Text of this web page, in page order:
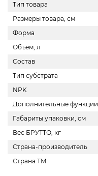
Тип товара
Размеры товара, см
Форма
Объем, л
Состав
Тип субстрата
NPK
Дополнительные функции
Габариты упаковки, см
Вес БРУТТО, кг
Страна-производитель
Страна ТМ